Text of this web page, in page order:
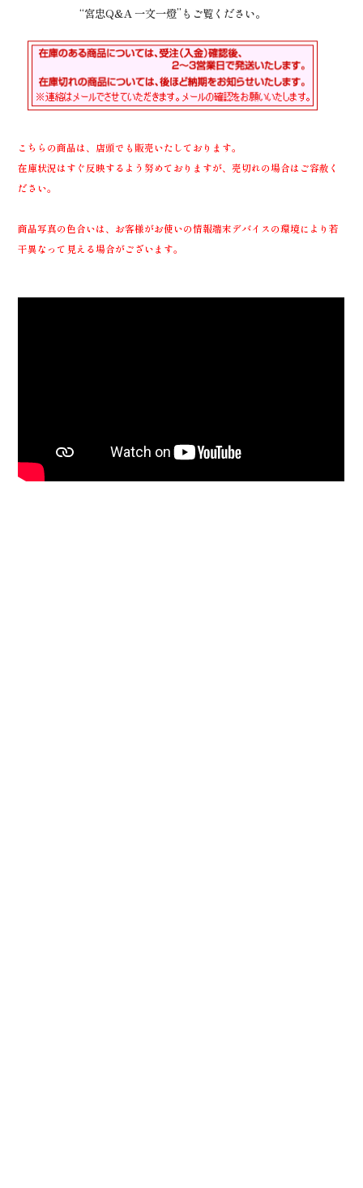
“宮忠Q&A 一文一燈”もご覧ください。
こちらの商品は、店頭でも販売いたしております。
在庫状況はすぐ反映するよう努めておりますが、売切れの場合はご容赦く
ださい。
商品写真の色合いは、お客様がお使いの情報端末デバイスの環境により若
干異なって見える場合がございます。